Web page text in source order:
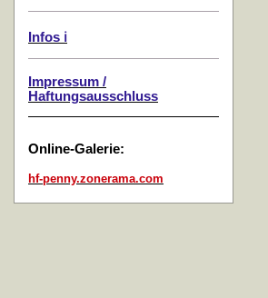
Infos ℹ️
Impressum /
Haftungsausschluss
Online-Galerie:
hf-penny.zonerama.com